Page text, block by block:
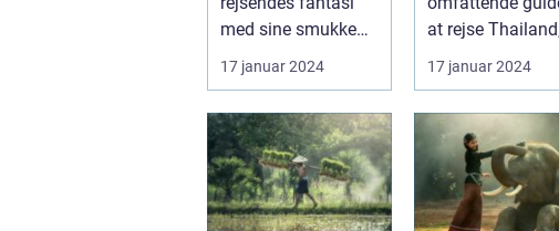
med sine smukke
strande, frodige
rismarker og en u...
17 januar 2024
at rejse
land rigt på kultur,
hist...
17 januar 2024